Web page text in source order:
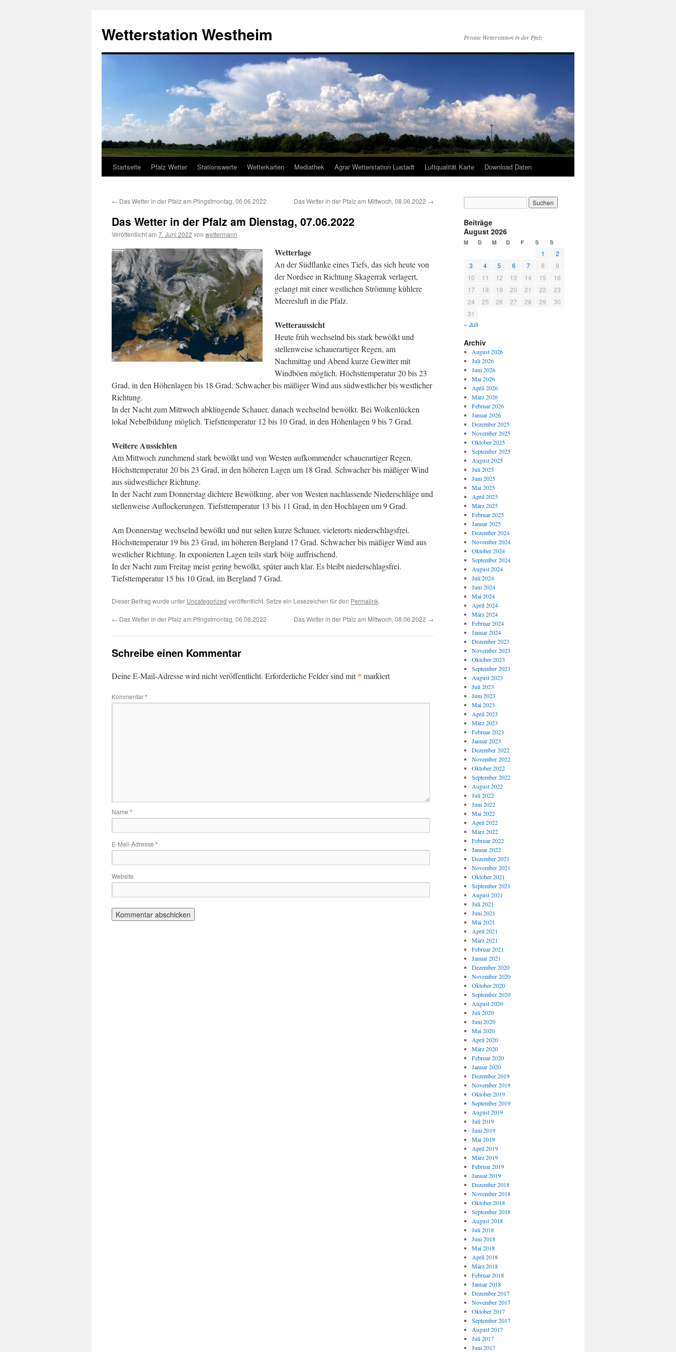
springen
Wetterstation Westheim Private Wetterstation in der Pfalz
Startseite Pfalz Wetter Stationswerte Wetterkarten Mediathek Agrar Wetterstation Lustadt Luftqualität Karte Download Daten
← Das Wetter in der Pfalz am Pfingstmontag, 06.06.2022 Das Wetter in der Pfalz am Mittwoch, 08.06.2022 →
Das Wetter in der Pfalz am Dienstag, 07.06.2022
Veröffentlicht am 7. Juni 2022 von wettermann
Wetterlage
An der Südflanke eines Tiefs, das sich heute von
der Nordsee in Richtung Skagerrak verlagert,
gelangt mit einer westlichen Strömung kühlere
Meeresluft in die Pfalz.
Wetteraussicht
Heute früh wechselnd bis stark bewölkt und
stellenweise schauerartiger Regen, am
Nachmittag und Abend kurze Gewitter mit
Windböen möglich. Höchsttemperatur 20 bis 23
Grad, in den Höhenlagen bis 18 Grad. Schwacher bis mäßiger Wind aus südwestlicher bis westlicher
Richtung.
In der Nacht zum Mittwoch abklingende Schauer, danach wechselnd bewölkt. Bei Wolkenlücken
lokal Nebelbildung möglich. Tiefsttemperatur 12 bis 10 Grad, in den Höhenlagen 9 bis 7 Grad.
Weitere Aussichten
Am Mittwoch zunehmend stark bewölkt und von Westen aufkommender schauerartiger Regen.
Höchsttemperatur 20 bis 23 Grad, in den höheren Lagen um 18 Grad. Schwacher bis mäßiger Wind
aus südwestlicher Richtung.
In der Nacht zum Donnerstag dichtere Bewölkung, aber von Westen nachlassende Niederschläge und
stellenweise Auflockerungen. Tiefsttemperatur 13 bis 11 Grad, in den Hochlagen um 9 Grad.
Am Donnerstag wechselnd bewölkt und nur selten kurze Schauer, vielerorts niederschlagsfrei.
Höchsttemperatur 19 bis 23 Grad, im höheren Bergland 17 Grad. Schwacher bis mäßiger Wind aus
westlicher Richtung. In exponierten Lagen teils stark böig auffrischend.
In der Nacht zum Freitag meist gering bewölkt, später auch klar. Es bleibt niederschlagsfrei.
Tiefsttemperatur 15 bis 10 Grad, im Bergland 7 Grad.
Dieser Beitrag wurde unter Uncategorized veröffentlicht. Setze ein Lesezeichen für den Permalink.
← Das Wetter in der Pfalz am Pfingstmontag, 06.06.2022 Das Wetter in der Pfalz am Mittwoch, 08.06.2022 →
Schreibe einen Kommentar
Deine E-Mail-Adresse wird nicht veröffentlicht. Erforderliche Felder sind mit* markiert
Kommentar*
Name *
E-Mail-Adresse *
Website
Beiträge
August 2026
M D M D F S S
1
2
3
4 5 6 7 8
9
10
11 12 13 14 15
16
17
18 19 20 21 22
23
24
25 26 27 28 29
30
31
« Juli
Archiv
August 2026
Juli 2026
Juni 2026
Mai 2026
April 2026
März 2026
Februar 2026
Januar 2026
Dezember 2025
November 2025
Oktober 2025
September 2025
August 2025
Juli 2025
Juni 2025
Mai 2025
April 2025
März 2025
Februar 2025
Januar 2025
Dezember 2024
November 2024
Oktober 2024
September 2024
August 2024
Juli 2024
Juni 2024
Mai 2024
April 2024
März 2024
Februar 2024
Januar 2024
Dezember 2023
November 2023
Oktober 2023
September 2023
August 2023
Juli 2023
Juni 2023
Mai 2023
April 2023
März 2023
Februar 2023
Januar 2023
Dezember 2022
November 2022
Oktober 2022
September 2022
August 2022
Juli 2022
Juni 2022
Mai 2022
April 2022
März 2022
Februar 2022
Januar 2022
Dezember 2021
November 2021
Oktober 2021
September 2021
August 2021
Juli 2021
Juni 2021
Mai 2021
April 2021
März 2021
Februar 2021
Januar 2021
Dezember 2020
November 2020
Oktober 2020
September 2020
August 2020
Juli 2020
Juni 2020
Mai 2020
April 2020
März 2020
Februar 2020
Januar 2020
Dezember 2019
November 2019
Oktober 2019
September 2019
August 2019
Juli 2019
Juni 2019
Mai 2019
April 2019
März 2019
Februar 2019
Januar 2019
Dezember 2018
November 2018
Oktober 2018
September 2018
August 2018
Juli 2018
Juni 2018
Mai 2018
April 2018
März 2018
Februar 2018
Januar 2018
Dezember 2017
November 2017
Oktober 2017
September 2017
August 2017
Juli 2017
Juni 2017